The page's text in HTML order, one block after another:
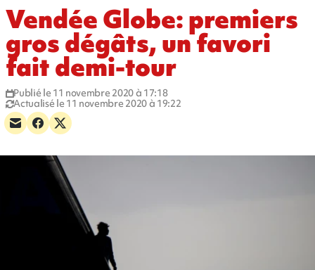
Vendée Globe: premiers
gros dégâts, un favori
fait demi-tour
Publié le 11 novembre 2020 à 17:18
Actualisé le 11 novembre 2020 à 19:22